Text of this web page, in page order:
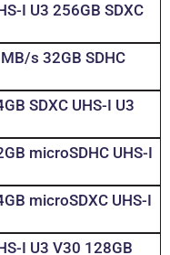
I U3 256GB SDXC
s 32GB SDHC
SDXC UHS-I U3
microSDHC UHS-I
microSDXC UHS-I
I U3 V30 128GB